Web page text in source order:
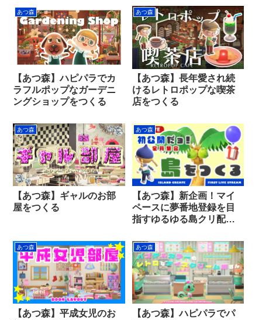
あつ森
【あつ森】ハピパラでカ
ラフルポップなガーデニ
ングショップをつくる
あつ森
【あつ森】長年愛され続
けるレトロポップな喫茶
店をつくる
あつ森
【あつ森】ギャルのお部
屋をつくる
あつ森
【あつ森】新企画！マイ
ペースに夢番地登録を目
指すゆるゆる島クリ配信
あつ森
【あつ森】平成女児のお
あつ森
【あつ森】ハピパラでパ